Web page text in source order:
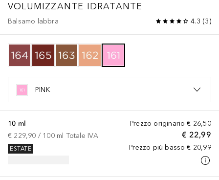
VOLUMIZZANTE IDRATANTE
Balsamo labbra 4.3 (3)
PINK
Prezzo originario € 26,50
€ 22,99
Prezzo più basso € 20,99
10 ml
€ 229,90 / 100 ml Totale IVA
ESTATE